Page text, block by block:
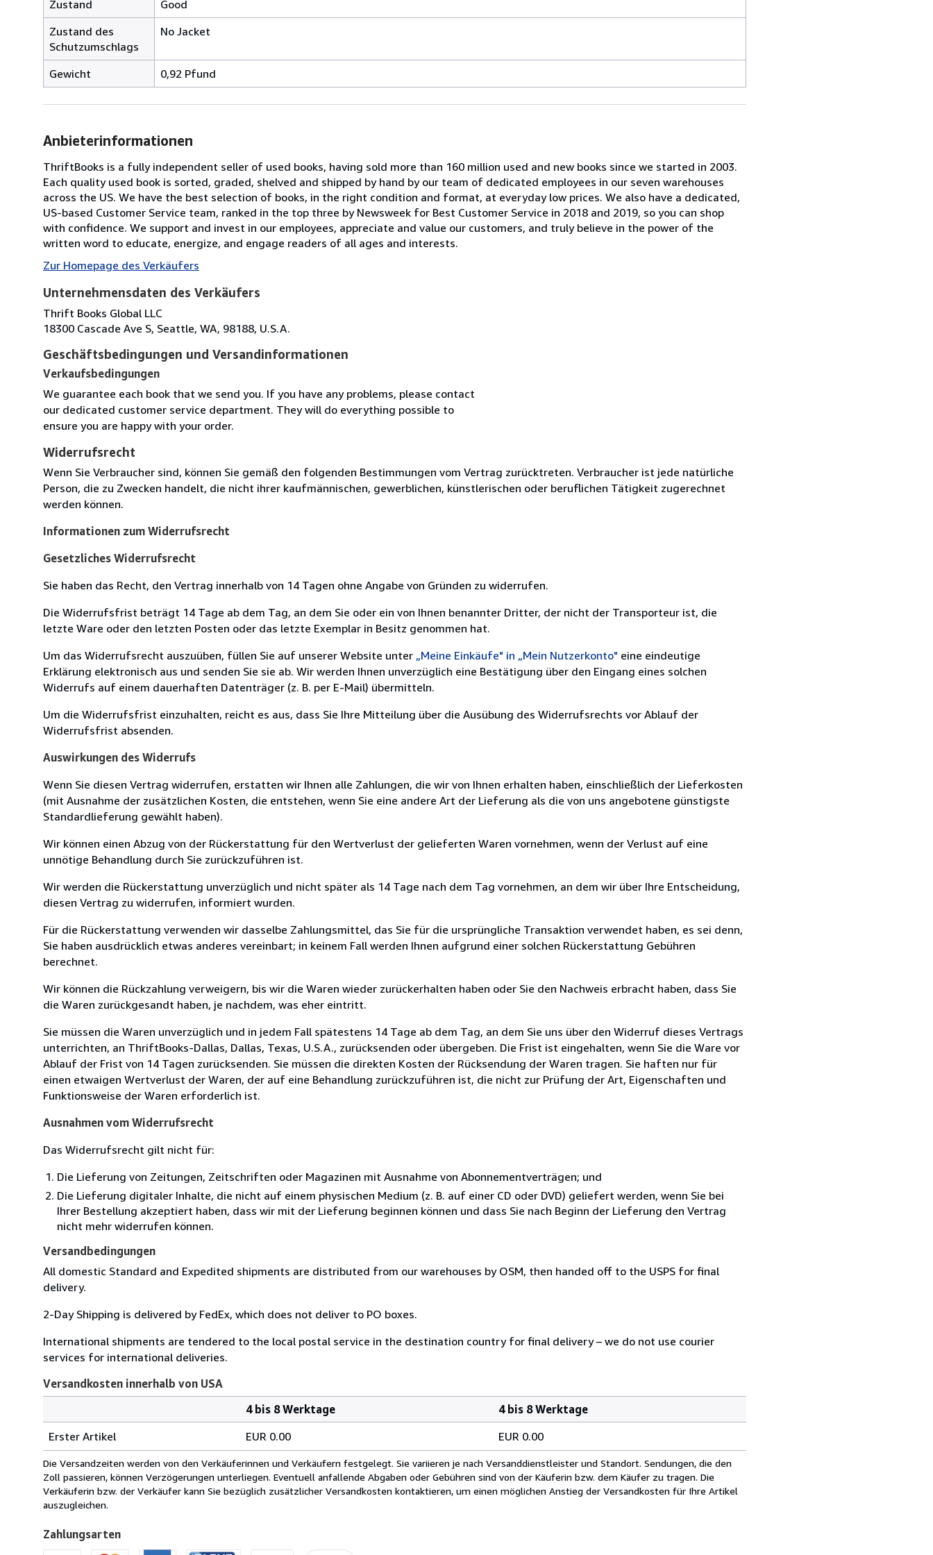
Zustand
Good
Zustand des
Schutzumschlags
No Jacket
Gewicht 0,92 Pfund
Anbieterinformationen
ThriftBooks is a fully independent seller of used books, having sold more than 160 million used and new books since we started in 2003.
Each quality used book is sorted, graded, shelved and shipped by hand by our team of dedicated employees in our seven warehouses
across the US. We have the best selection of books, in the right condition and format, at everyday low prices. We also have a dedicated,
US-based Customer Service team, ranked in the top three by Newsweek for Best Customer Service in 2018 and 2019, so you can shop
with confidence. We support and invest in our employees, appreciate and value our customers, and truly believe in the power of the
written word to educate, energize, and engage readers of all ages and interests.
Zur Homepage des Verkäufers
Unternehmensdaten des Verkäufers
Thrift Books Global LLC
18300 Cascade Ave S, Seattle, WA, 98188, U.S.A.
Geschäftsbedingungen und Versandinformationen
Verkaufsbedingungen
We guarantee each book that we send you. If you have any problems, please contact
our dedicated customer service department. They will do everything possible to
ensure you are happy with your order.
Widerrufsrecht
Wenn Sie Verbraucher sind, können Sie gemäß den folgenden Bestimmungen vom Vertrag zurücktreten. Verbraucher ist jede natürliche
Person, die zu Zwecken handelt, die nicht ihrer kaufmännischen, gewerblichen, künstlerischen oder beruflichen Tätigkeit zugerechnet
werden können.
Informationen zum Widerrufsrecht
Gesetzliches Widerrufsrecht
Sie haben das Recht, den Vertrag innerhalb von 14 Tagen ohne Angabe von Gründen zu widerrufen.
Die Widerrufsfrist beträgt 14 Tage ab dem Tag, an dem Sie oder ein von Ihnen benannter Dritter, der nicht der Transporteur ist, die
letzte Ware oder den letzten Posten oder das letzte Exemplar in Besitz genommen hat.
Um das Widerrufsrecht auszuüben, füllen Sie auf unserer Website unter „Meine Einkäufe" in „Mein Nutzerkonto" eine eindeutige
Erklärung elektronisch aus und senden Sie sie ab. Wir werden Ihnen unverzüglich eine Bestätigung über den Eingang eines solchen
Widerrufs auf einem dauerhaften Datenträger (z. B. per E-Mail) übermitteln.
Um die Widerrufsfrist einzuhalten, reicht es aus, dass Sie Ihre Mitteilung über die Ausübung des Widerrufsrechts vor Ablauf der
Widerrufsfrist absenden.
Auswirkungen des Widerrufs
Wenn Sie diesen Vertrag widerrufen, erstatten wir Ihnen alle Zahlungen, die wir von Ihnen erhalten haben, einschließlich der Lieferkosten
(mit Ausnahme der zusätzlichen Kosten, die entstehen, wenn Sie eine andere Art der Lieferung als die von uns angebotene günstigste
Standardlieferung gewählt haben).
Wir können einen Abzug von der Rückerstattung für den Wertverlust der gelieferten Waren vornehmen, wenn der Verlust auf eine
unnötige Behandlung durch Sie zurückzuführen ist.
Wir werden die Rückerstattung unverzüglich und nicht später als 14 Tage nach dem Tag vornehmen, an dem wir über Ihre Entscheidung,
diesen Vertrag zu widerrufen, informiert wurden.
Für die Rückerstattung verwenden wir dasselbe Zahlungsmittel, das Sie für die ursprüngliche Transaktion verwendet haben, es sei denn,
Sie haben ausdrücklich etwas anderes vereinbart; in keinem Fall werden Ihnen aufgrund einer solchen Rückerstattung Gebühren
berechnet.
Wir können die Rückzahlung verweigern, bis wir die Waren wieder zurückerhalten haben oder Sie den Nachweis erbracht haben, dass Sie
die Waren zurückgesandt haben, je nachdem, was eher eintritt.
Sie müssen die Waren unverzüglich und in jedem Fall spätestens 14 Tage ab dem Tag, an dem Sie uns über den Widerruf dieses Vertrags
unterrichten, an ThriftBooks-Dallas, Dallas, Texas, U.S.A., zurücksenden oder übergeben. Die Frist ist eingehalten, wenn Sie die Ware vor
Ablauf der Frist von 14 Tagen zurücksenden. Sie müssen die direkten Kosten der Rücksendung der Waren tragen. Sie haften nur für
einen etwaigen Wertverlust der Waren, der auf eine Behandlung zurückzuführen ist, die nicht zur Prüfung der Art, Eigenschaften und
Funktionsweise der Waren erforderlich ist.
Ausnahmen vom Widerrufsrecht
Das Widerrufsrecht gilt nicht für:
Die Lieferung von Zeitungen, Zeitschriften oder Magazinen mit Ausnahme von Abonnementverträgen; und
Die Lieferung digitaler Inhalte, die nicht auf einem physischen Medium (z. B. auf einer CD oder DVD) geliefert werden, wenn Sie bei
Ihrer Bestellung akzeptiert haben, dass wir mit der Lieferung beginnen können und dass Sie nach Beginn der Lieferung den Vertrag
nicht mehr widerrufen können.
Versandbedingungen
All domestic Standard and Expedited shipments are distributed from our warehouses by OSM, then handed off to the USPS for final
delivery.
2-Day Shipping is delivered by FedEx, which does not deliver to PO boxes.
International shipments are tendered to the local postal service in the destination country for final delivery – we do not use courier
services for international deliveries.
Versandkosten innerhalb von USA
innerhalb
von
USA
4 bis 8 Werktage
4 bis 8 Werktage
Erster Artikel
EUR 0.00 EUR 0.00
Die Versandzeiten werden von den Verkäuferinnen und Verkäufern festgelegt. Sie variieren je nach Versanddienstleister und Standort. Sendungen, die den
Zoll passieren, können Verzögerungen unterliegen. Eventuell anfallende Abgaben oder Gebühren sind von der Käuferin bzw. dem Käufer zu tragen. Die
Verkäuferin bzw. der Verkäufer kann Sie bezüglich zusätzlicher Versandkosten kontaktieren, um einen möglichen Anstieg der Versandkosten für Ihre Artikel
auszugleichen.
Zahlungsarten